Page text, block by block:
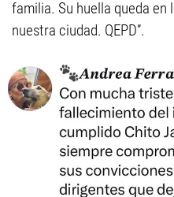
familia. Su huella queda en
nuestra ciudad. QEPD”.